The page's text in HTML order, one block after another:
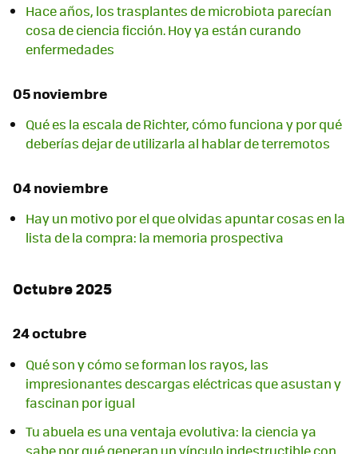
Hace años, los trasplantes de microbiota parecían
cosa de ciencia ficción. Hoy ya están curando
enfermedades
05 noviembre
Qué es la escala de Richter, cómo funciona y por qué
deberías dejar de utilizarla al hablar de terremotos
04 noviembre
Hay un motivo por el que olvidas apuntar cosas en la
lista de la compra: la memoria prospectiva
Octubre 2025
24 octubre
Qué son y cómo se forman los rayos, las
impresionantes descargas eléctricas que asustan y
fascinan por igual
Tu abuela es una ventaja evolutiva: la ciencia ya
sabe por qué generan un vínculo indestructible con